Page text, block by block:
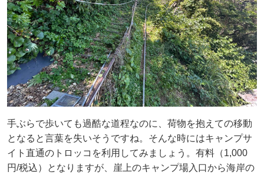
手ぶらで歩いても過酷な道程なのに、荷物を抱えての移動
となると言葉を失いそうですね。そんな時にはキャンプサ
イト直通のトロッコを利用してみましょう。有料（1,000
円/税込）となりますが、崖上のキャンプ場入口から海岸の